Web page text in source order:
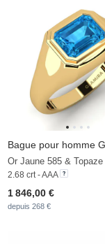
Bague pour homme
Or Jaune 585 &
2.68 crt - AAA
1 846,00 €
depuis 268 €